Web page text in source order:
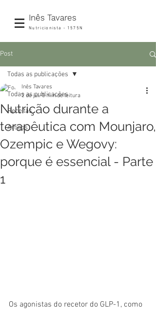
Inês Tavares
Nutricionista - 1575N
Post
Todas as publicações
Receitas
Artigos
Todas as publicações
Nutrição durante a
terapêutica com Mounjaro,
Ozempic e Wegovy:
porque é essencial - Parte
1
Inês Tavares
2 de jul. 5 min de leitura
Os agonistas do recetor do GLP-1, como